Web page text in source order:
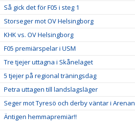
Så gick det för F05 i steg 1
Storseger mot OV Helsingborg
KHK vs. OV Helsingborg
F05 premiärspelar i USM
Tre tjejer uttagna i Skånelaget
5 tjejer på regional träningsdag
Petra uttagen till landslagsläger
Seger mot Tyresö och derby väntar i Arenan
Äntigen hemmapremiär!!